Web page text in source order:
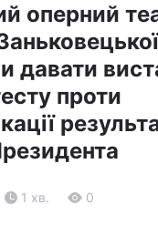
оперний
давати
проти
1 хв. 0